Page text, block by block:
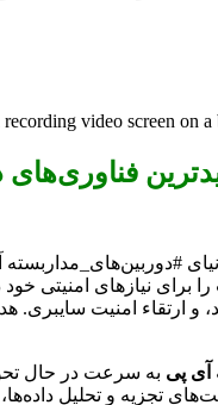
فناوری‌های
رسیدن سال 2024، دنیای
را برای نیازهای امنیتی
و ارتقاء امنیت سایبری.
آی پی به سرعت در حال
تجزیه و تحلیل